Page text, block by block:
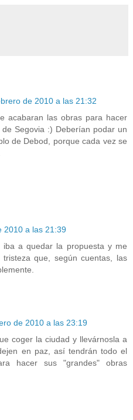
de 2010 a las 21:32
acabaran las obras para hacer
Segovia :) Deberían podar un
de Debod, porque cada vez se
2010 a las 21:39
a quedar la propuesta y me
que, según cuentas, las
de 2010 a las 23:19
coger la ciudad y llevárnosla a
en paz, así tendrán todo el
hacer sus "grandes" obras